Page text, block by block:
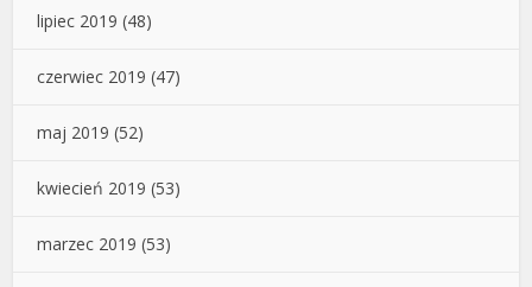
lipiec 2019 (48)
czerwiec 2019 (47)
maj 2019 (52)
kwiecień 2019 (53)
marzec 2019 (53)